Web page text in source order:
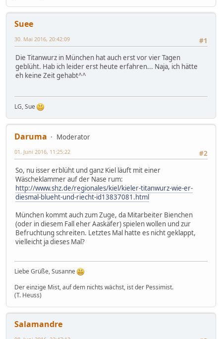
Suee
#1
30. Mai 2016, 20:42:09
Die Titanwurz in München hat auch erst vor vier Tagen
geblüht. Hab ich leider erst heute erfahren... Naja, ich hätte
eh keine Zeit gehabt^^
LG, Sue
Daruma
Moderator
#2
01. Juni 2016, 11:25:22
So, nu isser erblüht und ganz Kiel läuft mit einer
Wäscheklammer auf der Nase rum:
http://www.shz.de/regionales/kiel/kieler-titanwurz-wie-er-
diesmal-blueht-und-riecht-id13837081.html
München kommt auch zum Zuge, da Mitarbeiter Bienchen
(oder in diesem Fall eher Aaskäfer) spielen wollen und zur
Befruchtung schreiten. Letztes Mal hatte es nicht geklappt,
vielleicht ja dieses Mal?
Liebe Grüße, Susanne
Der einzige Mist, auf dem nichts wächst, ist der Pessimist.
(T. Heuss)
Salamandre